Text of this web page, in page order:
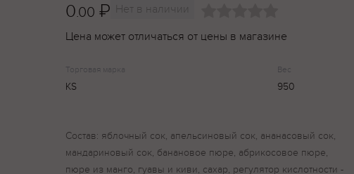
0.00 ₽ Нет в наличии
Цена может отличаться от цены в магазине
Торговая марка
KS
Вес
950
Состав: яблочный сок, апельсиновый сок, ананасовый сок,
мандариновый сок, банановое пюре, абрикосовое пюре,
пюре из манго, гуавы и киви, сахар, регулятор кислотности -